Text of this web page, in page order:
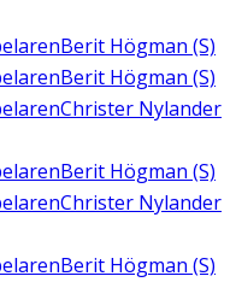
Berit Högman (S)
Berit Högman (S)
Christer Nylander
Berit Högman (S)
Christer Nylander
Berit Högman (S)